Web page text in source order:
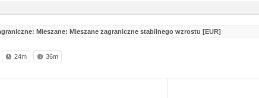
Mieszane: Mieszane zagraniczne stabilnego wzrostu [EUR]
24m 36m